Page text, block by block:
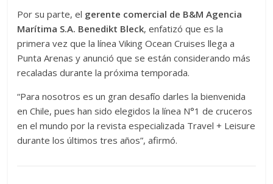
Por su parte, el gerente comercial de B&M Agencia
Marítima S.A. Benedikt Bleck, enfatizó que es la
primera vez que la línea Viking Ocean Cruises llega a
Punta Arenas y anunció que se están considerando más
recaladas durante la próxima temporada.
“Para nosotros es un gran desafío darles la bienvenida
en Chile, pues han sido elegidos la línea N°1 de cruceros
en el mundo por la revista especializada Travel + Leisure
durante los últimos tres años”, afirmó.